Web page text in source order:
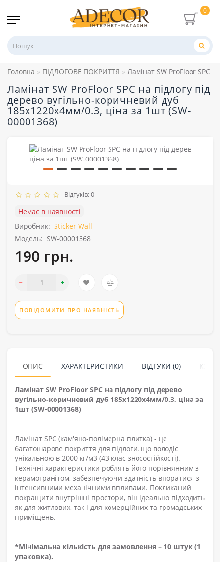
0
Головна ПІДЛОГОВЕ ПОКРИТТЯ Ламінат SW ProFloor SPC
Ламінат SW ProFloor SPC на підлогу під
дерево вугільно-коричневий дуб
185х1220х4мм/0.3, ціна за 1шт (SW-
00001368)
Відгуків: 0
Немає в наявності
Виробник: Sticker Wall
Модель: SW-00001368
190 грн.
ПОВІДОМИТИ ПРО НАЯВНІСТЬ
ОПИС ХАРАКТЕРИСТИКИ ВІДГУКИ (0)
Ламінат SW ProFloor SPC на підлогу під дерево
вугільно-коричневий дуб 185х1220х4мм/0.3, ціна за
1шт (SW-00001368)
Ламінат SPC (кам'яно-полімерна плитка) - це
багатошарове покриття для підлоги, що володіє
унікальною в 2000 кг/м3 (43 клас зносостійкості).
Технічні характеристики роблять його порівнянним з
керамогранітом, забезпечуючи здатність впоратися з
інтенсивними механічними впливами. Покликаний
покращити внутрішні простори, він ідеально підходить
як для житлових, так і для комерційних та громадських
приміщень.
*Мінімальна кількість для замовлення – 10 штук (1
упаковка).